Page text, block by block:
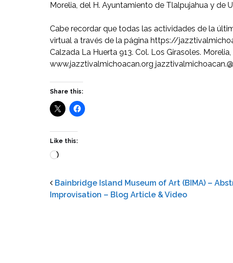
Morelia, del H. Ayuntamiento de Tlalpujahua y de
Cabe recordar que todas las actividades de la
virtual a través de la página https://
Calzada La Huerta 913. Col. Los Girasoles.
www.jazztivalmichoacan.org
Share this:
Like this:
Loading…
Bainbridge Island Museum of Art (BIMA) –
Improvisation – Blog Article & Video